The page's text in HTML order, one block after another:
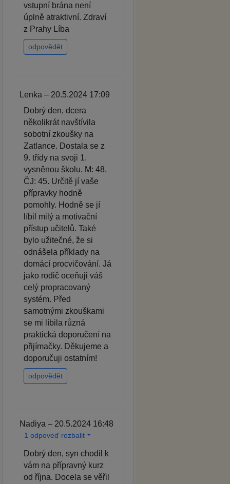
vstupní brána není
úplně atraktivní. Zdraví
z Prahy Líba
odpovědět
Lenka – 20.5.2024 17:09
Dobrý den, dcera
několikrát navštívila
sobotní zkoušky na
Zatlance. Dostala se z
9. třídy na svoji 1.
vysněnou školu. M: 48,
ČJ: 45. Určitě jí vaše
přípravky hodně
pomohly. Hodně se jí
líbil milý a motivační
přístup učitelů. Také
bylo užitečné, že si
odnášela příklady na
domácí procvičování. Já
jako rodič oceňuji váš
celý propracovaný
systém. Před
samotnými zkouškami
se mi líbila různá
praktická doporučení na
přijímačky. Děkujeme a
doporučuji ostatním!
odpovědět
Nadiya – 20.5.2024 16:48
1 odpoveď rozbalit
Dobrý den, syn chodil k
vám na přípravný kurz
od října. Docela se věřil